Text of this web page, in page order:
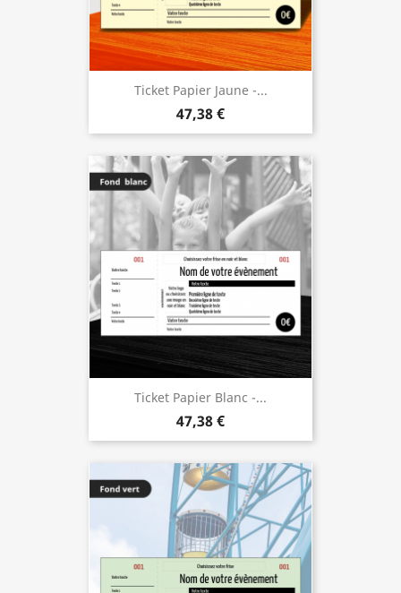
Ticket Papier Jaune -...
47,38 €
Ticket Papier Blanc -...
47,38 €